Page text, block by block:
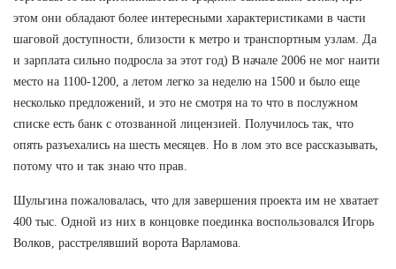
этом они обладают более интересными характеристиками в части
шаговой доступности, близости к метро и транспортным узлам. Да
и зарплата сильно подросла за этот год) В начале 2006 не мог наити
место на 1100-1200, а летом легко за неделю на 1500 и было еще
несколько предложений, и это не смотря на то что в послужном
списке есть банк с отозванной лицензией. Получилось так, что
опять разъехались на шесть месяцев. Но в лом это все рассказывать,
потому что и так знаю что прав.
Шульгина пожаловалась, что для завершения проекта им не хватает
400 тыс. Одной из них в концовке поединка воспользовался Игорь
Волков, расстрелявший ворота Варламова.